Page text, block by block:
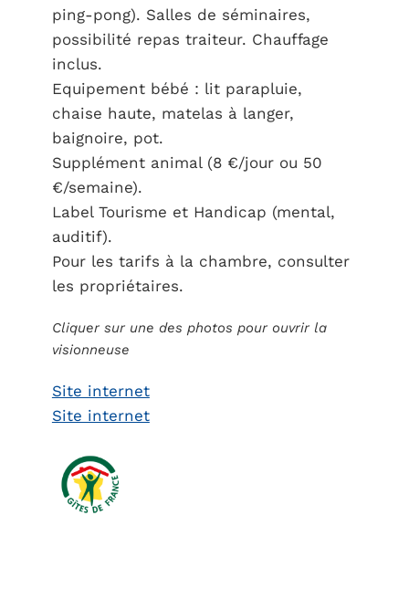
ping-pong). Salles de séminaires,
possibilité repas traiteur. Chauffage
inclus.
Equipement bébé : lit parapluie,
chaise haute, matelas à langer,
baignoire, pot.
Supplément animal (8 €/jour ou 50
€/semaine).
Label Tourisme et Handicap (mental,
auditif).
Pour les tarifs à la chambre, consulter
les propriétaires.
Cliquer sur une des photos pour ouvrir la
visionneuse
Site internet
Site internet